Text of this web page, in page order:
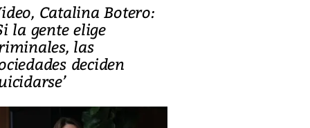
Catalina Botero:
la gente elige
las
deciden